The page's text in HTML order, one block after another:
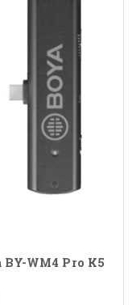
WM4 Pro K5